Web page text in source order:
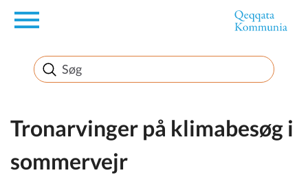
en
Borger
Erhverv
Politik
Tronarvinger på klimabesøg i
sommervejr